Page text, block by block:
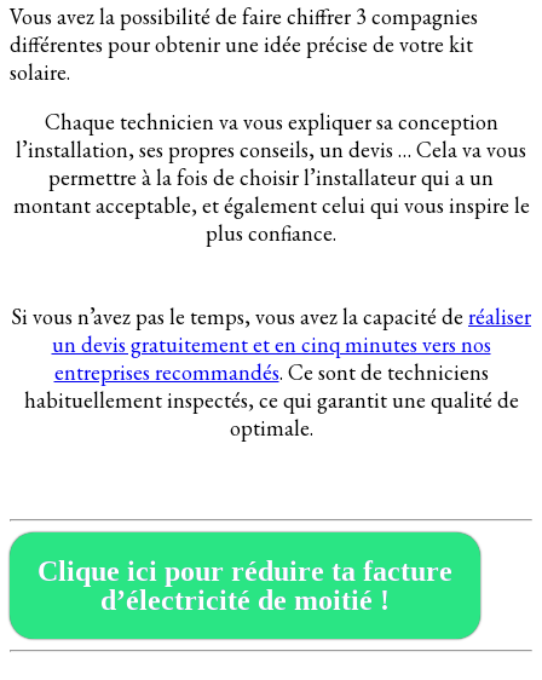
Vous avez la possibilité de faire chiffrer 3 compagnies
différentes pour obtenir une idée précise de votre kit
solaire.
Chaque technicien va vous expliquer sa conception
l’installation, ses propres conseils, un devis … Cela va vous
permettre à la fois de choisir l’installateur qui a un
montant acceptable, et également celui qui vous inspire le
plus confiance.
Si vous n’avez pas le temps, vous avez la capacité de réaliser
un devis gratuitement et en cinq minutes vers nos
entreprises recommandés. Ce sont de techniciens
habituellement inspectés, ce qui garantit une qualité de
optimale.
Clique ici pour réduire ta facture
d’électricité de moitié !